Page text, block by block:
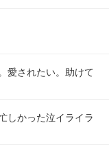
愛されたい。助けて
しかった泣イライラ